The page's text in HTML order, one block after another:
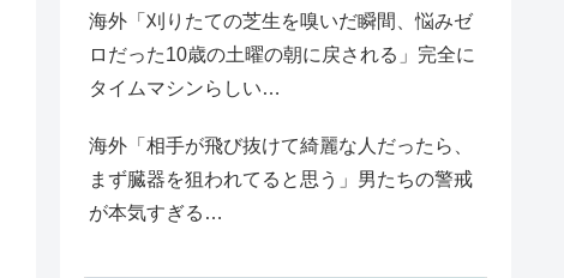
海外「刈りたての芝生を嗅いだ瞬間、悩みゼ
ロだった10歳の土曜の朝に戻される」完全に
タイムマシンらしい…
海外「相手が飛び抜けて綺麗な人だったら、
まず臓器を狙われてると思う」男たちの警戒
が本気すぎる…